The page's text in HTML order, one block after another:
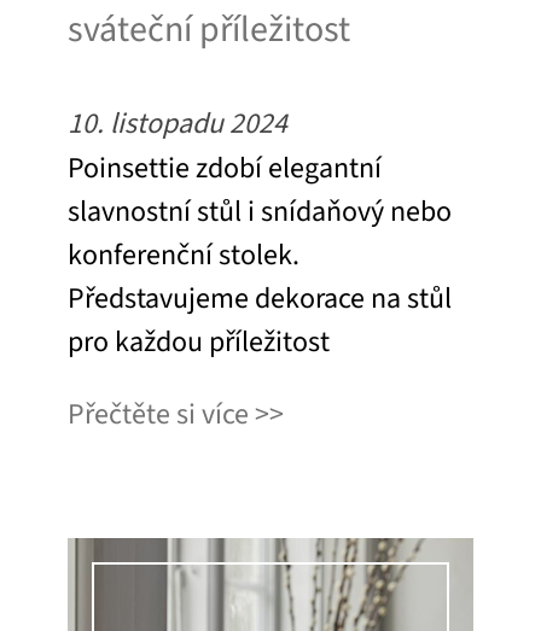
sváteční příležitost
10. listopadu 2024
Poinsettie zdobí elegantní
slavnostní stůl i snídaňový nebo
konferenční stolek.
Představujeme dekorace na stůl
pro každou příležitost
Přečtěte si více